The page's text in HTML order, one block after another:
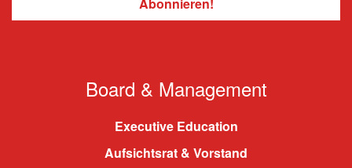
Board & Management
Executive Education
Aufsichtsrat & Vorstand